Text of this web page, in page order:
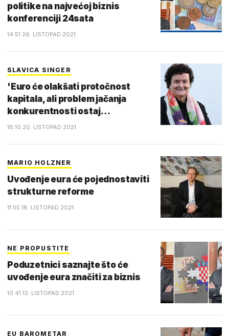
politike na najvećoj biznis
konferenciji 24sata
14:51 26. LISTOPAD 2021.
SLAVICA SINGER
'Euro će olakšati protočnost
kapitala, ali problem jačanja
konkurentnosti ostaj…
18:10 20. LISTOPAD 2021.
MARIO HOLZNER
Uvođenje eura će pojednostaviti
strukturne reforme
11:55 18. LISTOPAD 2021.
NE PROPUSTITE
Poduzetnici saznajte što će
uvođenje eura značiti za biznis
10:41 12. LISTOPAD 2021.
EU BAROMETAR